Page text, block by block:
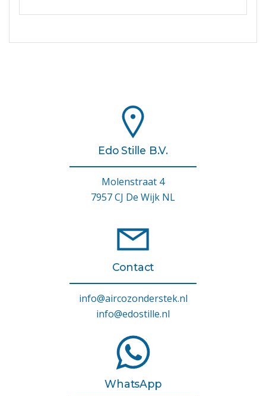
Edo Stille B.V.
Molenstraat 4
7957 CJ De Wijk NL
Contact
info@aircozonderstek.nl
info@edostille.nl
WhatsApp